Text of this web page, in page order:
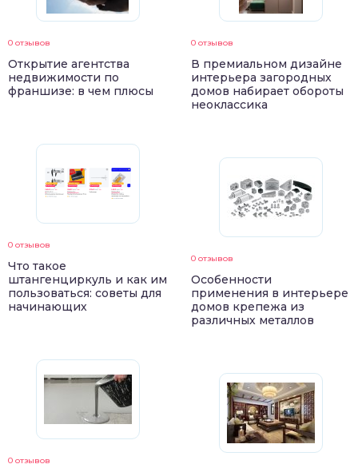
0 отзывов
Открытие агентства
недвижимости по
франшизе: в чем плюсы
0 отзывов
Что такое
штангенциркуль и как им
пользоваться: советы для
начинающих
0 отзывов
0 отзывов
В премиальном дизайне
интерьера загородных
домов набирает обороты
неоклассика
0 отзывов
Особенности
применения в интерьере
домов крепежа из
различных металлов